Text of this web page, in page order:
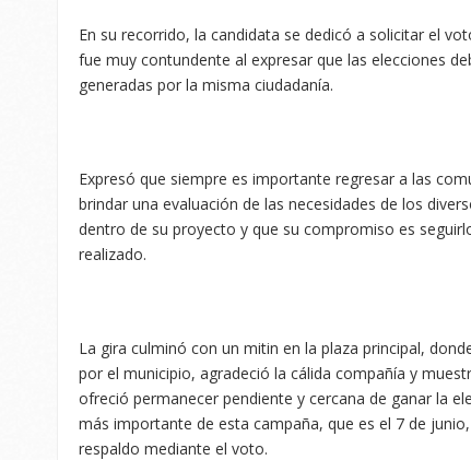
En su recorrido, la candidata se dedicó a solicitar el
fue muy contundente al expresar que las elecciones
generadas por la misma ciudadanía.
Expresó que siempre es importante regresar a las
brindar una evaluación de las necesidades de los
dentro de su proyecto y que su compromiso es
realizado.
La gira culminó con un mitin en la plaza principal,
por el municipio, agradeció la cálida compañía y
ofreció permanecer pendiente y cercana de ganar la
más importante de esta campaña, que es el 7 de
respaldo mediante el voto.